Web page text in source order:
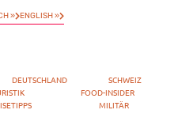
» ENGLISH »
DEUTSCHLAND
SCHWEIZ
FOOD-INSIDER
MILITÄR